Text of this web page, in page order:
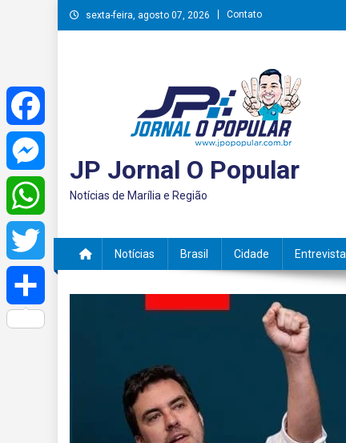
Skip
to
sexta-feira, agosto 07, 2026 Contato
JP Jornal O Popular
Notícias de Marília e Região
Notícias Brasil Cidade Entrevista
Facebook
Messenger
WhatsApp
Twitter
Share